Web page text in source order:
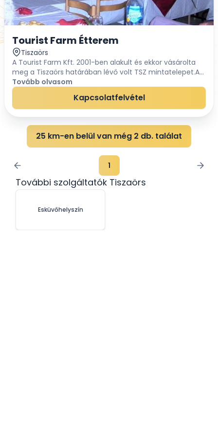
Tourist Farm Étterem
Tiszaörs
A Tourist Farm Kft. 2001-ben alakult és ekkor vásárolta
meg a Tiszaörs határában lévő volt TSZ mintatelepet.Az
ott lévő épületek felújításra kerültek.Későbbiekben új
étterem és látványkonyha lett ki...
Tovább olvasom
Kapcsolatfelvétel
25 km-en belül van még 2 db. találat
1
További szolgáltatók Tiszaörs
Esküvőhelyszín